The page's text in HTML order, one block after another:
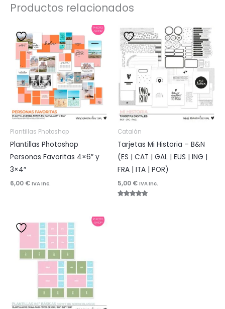
Productos relacionados
Plantillas Photoshop
Plantillas Photoshop
Personas Favoritas 4×6″ y
3×4″
6,00 € IVA Inc.
Catalán
Tarjetas Mi Historia – B&N
(ES | CAT | GAL | EUS | ING |
FRA | ITA | POR)
5,00 € IVA Inc.